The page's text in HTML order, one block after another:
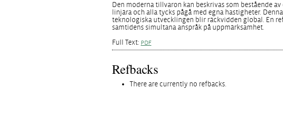
Den moderna tillvaron kan beskrivas som bestående
linjära och alla tycks pågå med egna hastigheter.
teknologiska utvecklingen blir räckvidden global. En
samtidens simultana anspråk på uppmärksamhet.
Full Text: PDF
Refbacks
There are currently no refbacks.